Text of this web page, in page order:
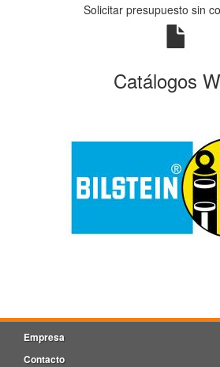
Solicitar presupuesto sin
Catálogos
Empresa
Contacto